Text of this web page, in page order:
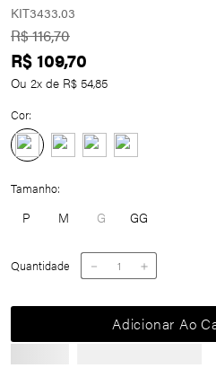
KIT3433.03
R$116,70
R$109,70
Ou 2x de R$ 54,85
Cor:
Tamanho
G GG
M
P
Quantidade ＋
－
Adicionar Ao